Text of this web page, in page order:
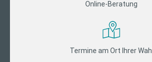
Online-Beratung
Termine am Ort Ihrer Wahl